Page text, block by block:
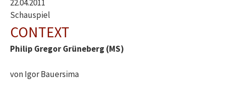
22.04.2011
Schauspiel
CONTEXT
Philip Gregor Grüneberg (MS)
von Igor Bauersima